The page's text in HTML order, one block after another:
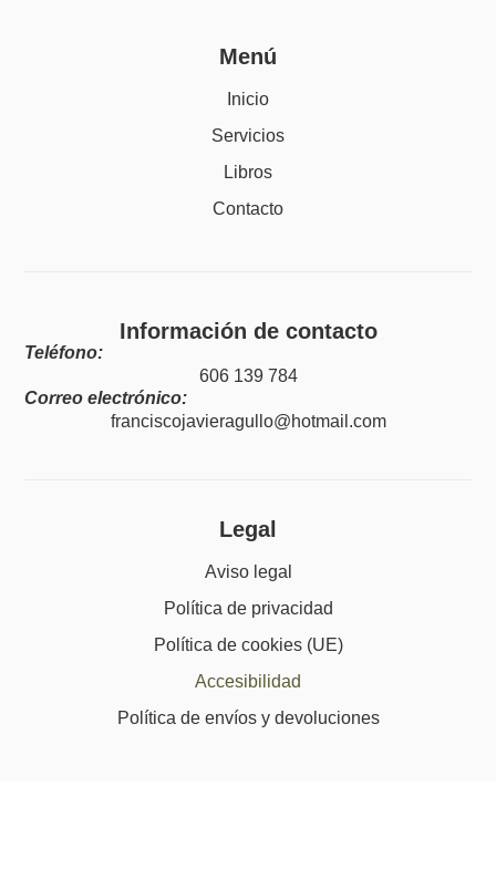
Menú
Inicio
Servicios
Libros
Contacto
Información de contacto
Teléfono:
606 139 784
Correo electrónico:
franciscojavieragullo@hotmail.com
Legal
Aviso legal
Política de privacidad
Política de cookies (UE)
Accesibilidad
Política de envíos y devoluciones